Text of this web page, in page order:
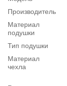
Производитель
Материал
подушки
Тип подушки
Материал
чехла